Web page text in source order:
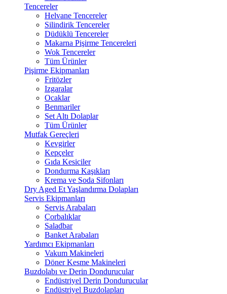
Tencereler
Helvane Tencereler
Silindirik Tencereler
Düdüklü Tencereler
Makarna Pişirme Tencereleri
Wok Tencereler
Tüm Ürünler
Pişirme Ekipmanları
Fritözler
Izgaralar
Ocaklar
Benmariler
Set Altı Dolaplar
Tüm Ürünler
Mutfak Gereçleri
Kevgirler
Kepçeler
Gıda Kesiciler
Dondurma Kaşıkları
Krema ve Soda Sifonları
Dry Aged Et Yaşlandırma Dolapları
Servis Ekipmanları
Servis Arabaları
Çorbalıklar
Saladbar
Banket Arabaları
Yardımcı Ekipmanları
Vakum Makineleri
Döner Kesme Makineleri
Buzdolabı ve Derin Dondurucular
Endüstriyel Derin Dondurucular
Endüstriyel Buzdolapları